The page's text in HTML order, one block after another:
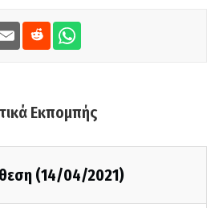
Εκπομπής
(14/04/2021)